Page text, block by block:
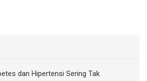
dan Hipertensi Sering Tak